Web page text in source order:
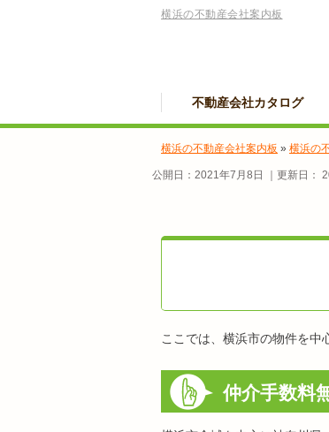
横浜の不動産会社案内板
不動産会社カタログ
横浜の不動産会社案内板 » 横浜の
公開日： 2021年7月8日 ｜更新日：
ここでは、横浜市の物件を中
仲介手数料